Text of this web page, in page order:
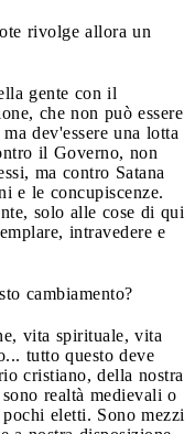
rivolge allora un
gente con il
che non può essere
dev'essere una lotta
il Governo, non
ma contro Satana
e le concupiscenze.
solo alle cose di qui
intravedere e
cambiamento?
vita spirituale, vita
tutto questo deve
cristiano, della nostra
realtà medievali o
eletti. Sono mezzi